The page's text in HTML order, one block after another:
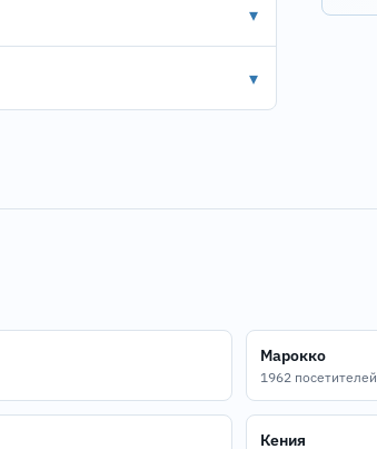
▾
▾
Марокко
1962 посетителей
Кения